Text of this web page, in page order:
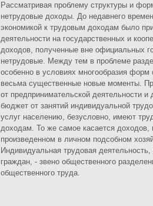
Рассматривая проблему структуры и
нетрудовые доходы. До недавнего
экономикой к трудовым доходам было
деятельности на государственных и
доходов, полученные вне официальных
нетрудовые. Между тем в проблеме
особенно в условиях многообразия
весьма существенные новые моменты.
от предпринимательской деятельности
бюджет от занятий индивидуальной
услуг населению, безусловно, имеют
доходам. То же самое касается доходов,
произведенном в личном подсобном
Индивидуальная трудовая
граждан, - звено общественного
общественного труда.